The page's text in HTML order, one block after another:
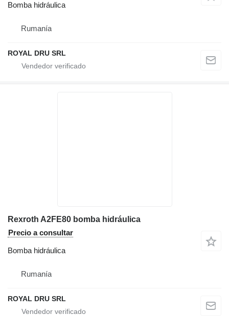
Bomba hidráulica
Rumanía
ROYAL DRU SRL
Rexroth A2FE80 bomba hidráulica
Precio a consultar
Bomba hidráulica
Rumanía
ROYAL DRU SRL